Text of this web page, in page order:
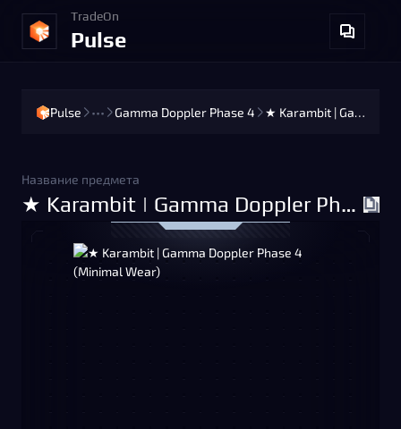
TradeOn
Pulse
Pulse ••• Gamma Doppler Phase 4 ★ Karambit | Gamma Doppler Phase 4 (Minimal Wear)
Название предмета
★ Karambit | Gamma Doppler Phase 4 (Minimal Wear)